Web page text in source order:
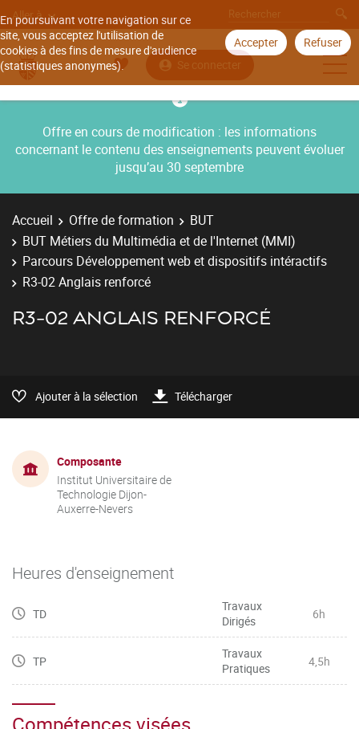
En poursuivant votre navigation sur ce
site, vous acceptez l'utilisation de
cookies à des fins de mesure d'audience
(statistiques anonymes).
Accepter Refuser
Aller à
Se connecter
Offre en cours de modification : les informations
concernant le contenu des enseignements peuvent évoluer
jusqu’au 30 septembre
Accueil Offre de formation
BUT
BUT Métiers du Multimédia et de l'Internet (MMI)
Parcours Développement web et dispositifs intéractifs
R3-02 Anglais renforcé
R3-02 ANGLAIS RENFORCÉ
Ajouter à la sélection Télécharger
Composante
Institut Universitaire de
Technologie Dijon-
Auxerre-Nevers
Heures d'enseignement
TD
Travaux
Dirigés
6h
TP
Travaux
Pratiques
4,5h